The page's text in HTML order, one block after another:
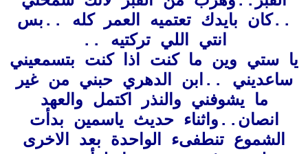
..كان بايدك تعتميه العمر كله ..بس
انتي اللي تركتيه ..
يا ستي وين ما كنت اذا كنت بتسمعيني
ساعديني ..ابن الدهري حبني من غير
ما يشوفني والنذر اكتمل والعهد
انصان..واثناء حديث ياسمين بدأت
الشموع تنطفىء الواحدة بعد الاخرى